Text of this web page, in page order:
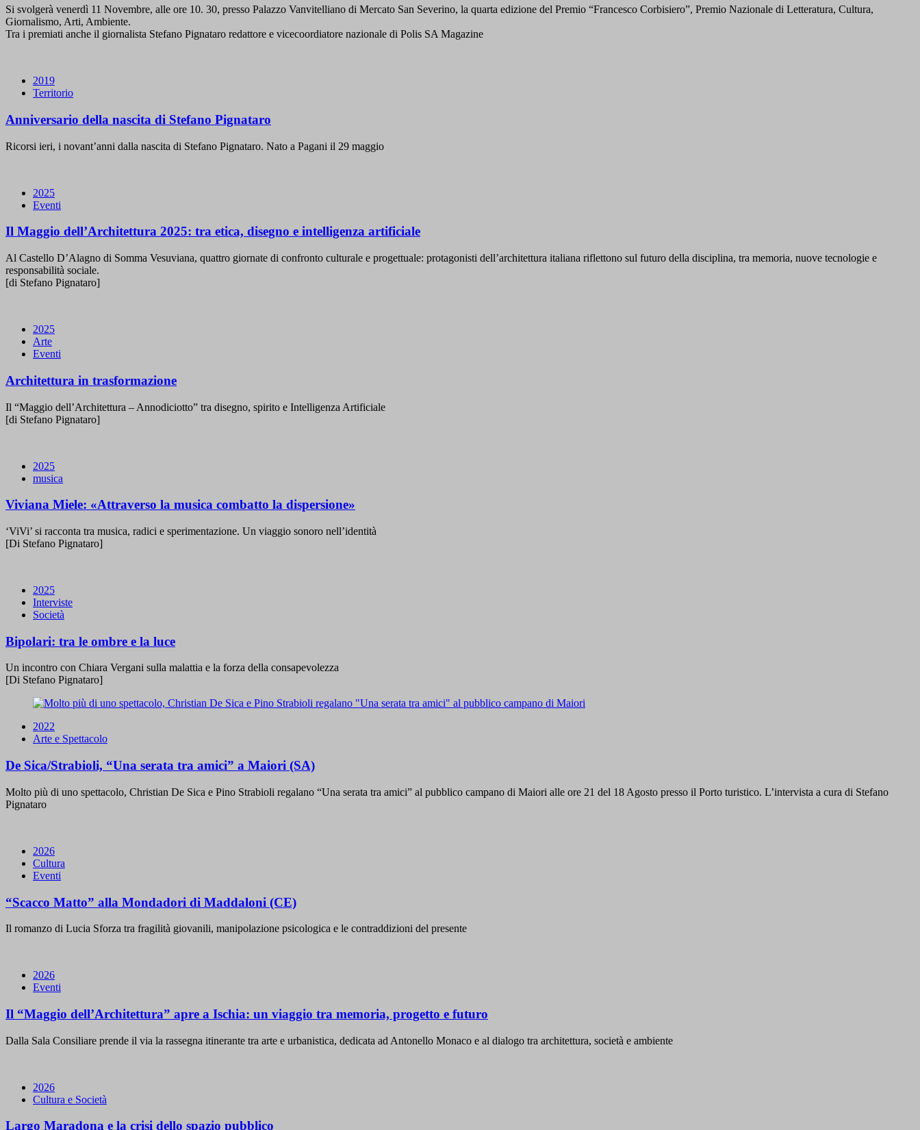
Si svolgerà venerdì 11 Novembre, alle ore 10. 30, presso Palazzo Vanvitelliano di Mercato San Severino, la quarta edizione del Premio “Francesco Corbisiero”, Premio Nazionale di Letteratura, Cultura,
Giornalismo, Arti, Ambiente.
Tra i premiati anche il giornalista Stefano Pignataro redattore e vicecoordiatore nazionale di Polis SA Magazine
2019
Territorio
Anniversario della nascita di Stefano Pignataro
Ricorsi ieri, i novant’anni dalla nascita di Stefano Pignataro. Nato a Pagani il 29 maggio
2025
Eventi
Il Maggio dell’Architettura 2025: tra etica, disegno e intelligenza artificiale
Al Castello D’Alagno di Somma Vesuviana, quattro giornate di confronto culturale e progettuale: protagonisti dell’architettura italiana riflettono sul futuro della disciplina, tra memoria, nuove tecnologie e
responsabilità sociale.
[di Stefano Pignataro]
2025
Arte
Eventi
Architettura in trasformazione
Il “Maggio dell’Architettura – Annodiciotto” tra disegno, spirito e Intelligenza Artificiale
[di Stefano Pignataro]
2025
musica
Viviana Miele: «Attraverso la musica combatto la dispersione»
‘ViVi’ si racconta tra musica, radici e sperimentazione. Un viaggio sonoro nell’identità
[Di Stefano Pignataro]
2025
Interviste
Società
Bipolari: tra le ombre e la luce
Un incontro con Chiara Vergani sulla malattia e la forza della consapevolezza
[Di Stefano Pignataro]
2022
Arte e Spettacolo
De Sica/Strabioli, “Una serata tra amici” a Maiori (SA)
Molto più di uno spettacolo, Christian De Sica e Pino Strabioli regalano “Una serata tra amici” al pubblico campano di Maiori alle ore 21 del 18 Agosto presso il Porto turistico. L’intervista a cura di Stefano
Pignataro
2026
Cultura
Eventi
“Scacco Matto” alla Mondadori di Maddaloni (CE)
Il romanzo di Lucia Sforza tra fragilità giovanili, manipolazione psicologica e le contraddizioni del presente
2026
Eventi
Il “Maggio dell’Architettura” apre a Ischia: un viaggio tra memoria, progetto e futuro
Dalla Sala Consiliare prende il via la rassegna itinerante tra arte e urbanistica, dedicata ad Antonello Monaco e al dialogo tra architettura, società e ambiente
2026
Cultura e Società
Largo Maradona e la crisi dello spazio pubblico